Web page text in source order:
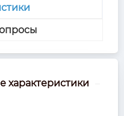
характеристики